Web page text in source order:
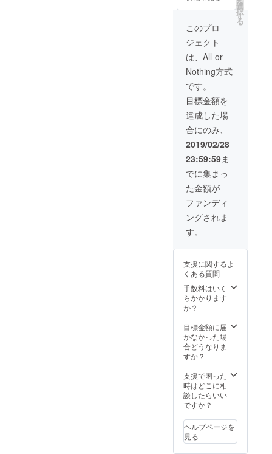
材育成の達
人として、
様々な組織
をリード。
マックス
ファク
ター/SK2化
粧品部門に
異動時に
は、万年5番
手メーカー
の意識が定
着していた
美容部員・
営業スタッ
フの意識改
革・ビジネ
ス構造改革
に着手し、2
年連続のビ
ジネス倍増
を達成。300
名のチーム
で始まった
各種改革
2500名規模
への改革に
拡大しその
後の大成長
の基盤が作
られた。
たしま
グとは
ドファ
ンディ
ングの
活用方
法 中小
企業に
ドファ
ンディ
ング活
用方
法 etc.
※公演時
間１２
０分 ※
２０１
９年３
月〜１
２月に
て、日
いただ
※交通
費、宿
泊費別
途かか
阪 在
住）
０００
ＡＭＰ
ＦＩＲ
Ｅ特別
価格１
５００
００円
２０分
の講演
になり
ます ※
公演時
間１２
０分 ※
２０１
９年８
月〜１
１月に
て、日
程調整
きます
費、宿
泊費別
途かか
ります
選
択
す
る
このプロ
ジェクト
は、All-or-
Nothing方式
です。
目標金額を
達成した場
合にのみ、
2019/02/28
23:59:59ま
でに集まっ
た金額が
ファンディ
ングされま
す。
支援に関するよ
くある質問
手数料はいく
らかかります
か？
目標金額に届
かなかった場
合どうなりま
すか？
支援で困った
時はどこに相
談したらいい
ですか？
ヘルプページを
見る